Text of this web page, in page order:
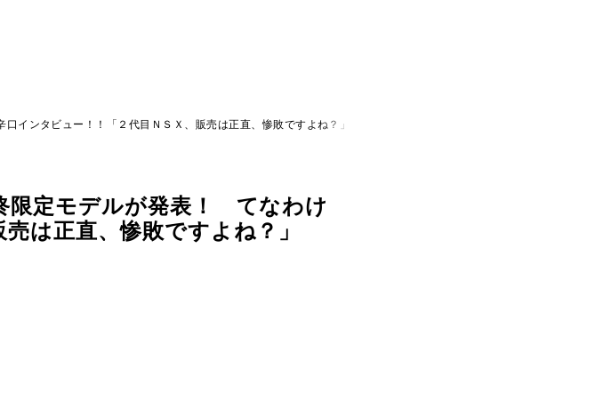
インタビュー！！「２代目ＮＳＸ、販売は正直、惨敗ですよね？」
限定モデルが発表！ てなわけ
は正直、惨敗ですよね？」